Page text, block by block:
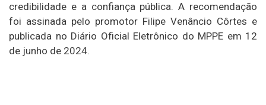
credibilidade e a confiança pública. A recomendação
foi assinada pelo promotor Filipe Venâncio Côrtes e
publicada no Diário Oficial Eletrônico do MPPE em 12
de junho de 2024.